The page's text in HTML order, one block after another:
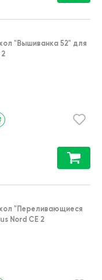
"Вышиванка 52" для
"Переливающиеся
Nord CE 2